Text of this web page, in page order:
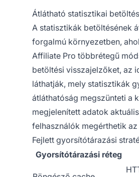
Átlátható statisztikai
A statisztikák betöltésének
forgalmú környezetben,
Affiliate Pro többrétegű
betöltési visszajelzőket, az
láthatják, mely statisztikák
átláthatóság megszünteti a
megjelenített adatok
felhasználók megérthetik
Fejlett gyorsítótárazási
Gyorsítótárazási réteg